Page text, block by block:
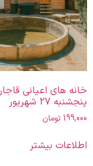
خانه های اعیانی
پنجشنبه 27 شهریور
199,000تومان
اطلاعات بیشتر